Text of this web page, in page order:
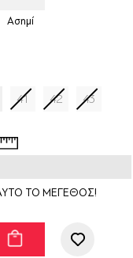
Ασημί
41 42 43
ΤΟ ΜΕΓΕΘΟΣ!